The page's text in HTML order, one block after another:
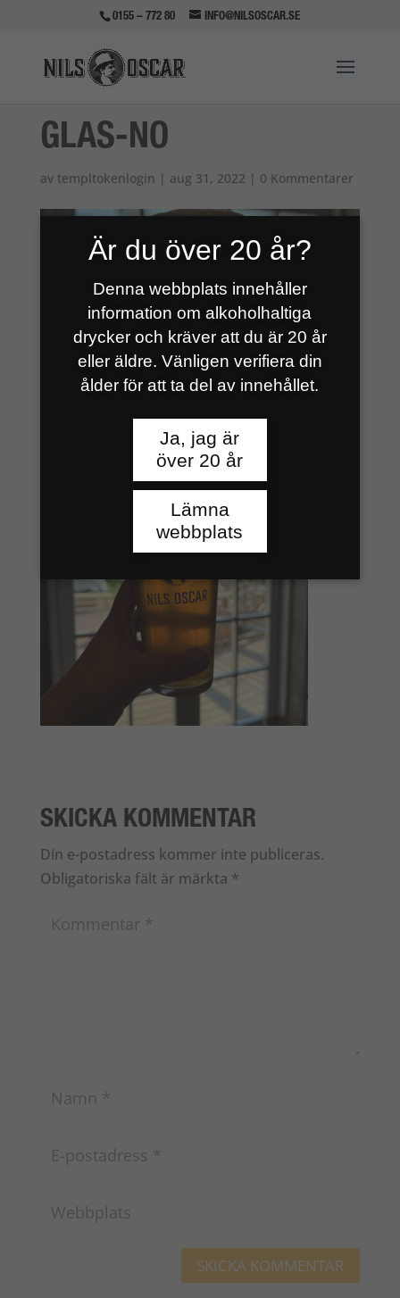
0155 – 772 80 INFO@NILSOSCAR.SE
GLAS-NO
av templtokenlogin | aug 31, 2022 | 0 Kommentarer
SKICKA KOMMENTAR
Din e-postadress kommer inte publiceras.
Obligatoriska fält är märkta *
Är du över 20 år?
Denna webbplats innehåller
information om alkoholhaltiga
drycker och kräver att du är 20 år
eller äldre. Vänligen verifiera din
ålder för att ta del av innehållet.
Ja, jag är
över 20 år
Lämna
webbplats